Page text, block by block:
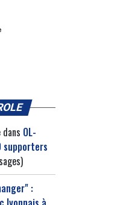
dans OL-
supporters
: